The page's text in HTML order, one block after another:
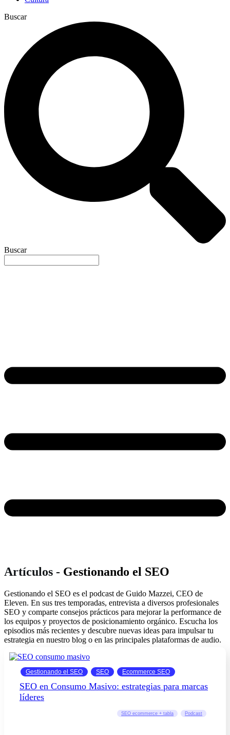
Buscar
Buscar
Artículos - Gestionando el SEO
Gestionando el SEO es el podcast de Guido Mazzei, CEO de
Eleven. En sus tres temporadas, entrevista a diversos profesionales
SEO y comparte consejos prácticos para mejorar la performance de
los equipos y proyectos de posicionamiento orgánico. Escucha los
episodios más recientes y descubre nuevas ideas para impulsar tu
estrategia en nuestro blog o en las principales plataformas de audio.
Gestionando el SEO SEO Ecommerce SEO
SEO en Consumo Masivo: estrategias para marcas
líderes
SEO ecommerce + tabla Podcast